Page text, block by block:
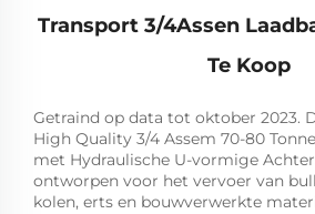
Transport 3/4Assen
Te Koop
Getraind op data tot oktober 2023.
High Quality 3/4 Assem 70-80
met Hydraulische U-vormige
ontworpen voor het vervoer van
kolen, erts en bouwverwerkte